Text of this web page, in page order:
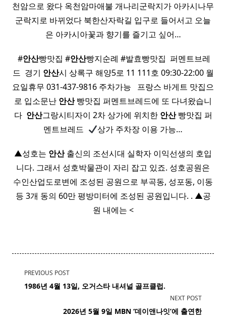
천암으로 왔다 옥천암마애불 개나리군락지가 아카시나무
군락지로 바뀌었다 북한산자락길 입구로 들어서고 오늘
은 아카시아꽃과 향기를 즐기고 싶어…
​ #안산빵맛집 #안산빵지순례 #발효빵맛집 ​ 퍼멘트브레
드 ​ 경기 안산시 상록구 해양5로 11 111호 09:30-22:00 월
요일휴무 031-437-9816 주차가능 ​ ​ 프랑스 바게트 맛집으
로 입소문난 안산빵맛집 퍼멘트브레드에 또 다녀왔습니
다 ​ 안산그랑시티자이 2차 상가에 위치한 안산빵맛집 퍼
멘트브레드 ​
상가 주차장 이용 가능…
▲성호는 안산출신의 조선시대 실학자 이익선생의 호입
니다. 그래서 성호박물관이 자리 잡고 있죠. 성호공원은
수인산업도로변에 조성된 공원으로 부곡동, 성포동, 이동
등 3개 동의 60만 평방미터에 조성된 공원입니다. . ▲공
원 내에는 <
<span
class="nav-
PREVIOUS POST
1986년 4월 13일, 오거스타 내셔널 골프클럽.
NEXT POST
2026년 5월 9일 MBN ‘데이앤나잇’에 출연한